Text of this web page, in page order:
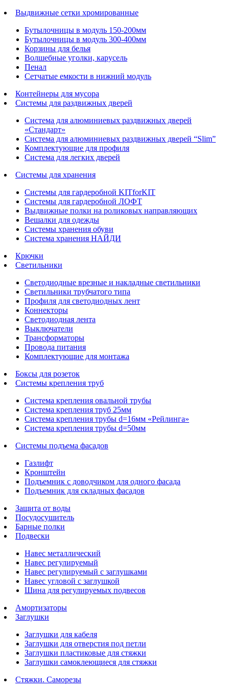
Выдвижные сетки хромированные
Бутылочницы в модуль 150-200мм
Бутылочницы в модуль 300-400мм
Корзины для белья
Волшебные уголки, карусель
Пенал
Cетчатые емкости в нижний модуль
Контейнеры для мусора
Системы для раздвижных дверей
Система для алюминиевых раздвижных дверей
«Стандарт»
Система для алюминиевых раздвижных дверей “Slim”
Комплектующие для профиля
Система для легких дверей
Системы для хранения
Системы для гардеробной KITforKIT
Системы для гардеробной ЛОФТ
Выдвижные полки на роликовых направляющих
Вешалки для одежды
Системы хранения обуви
Система хранения НАЙДИ
Крючки
Светильники
Светодиодные врезные и накладные светильники
Светильники трубчатого типа
Профиля для светодиодных лент
Коннекторы
Светодиодная лента
Выключатели
Трансформаторы
Провода питания
Комплектующие для монтажа
Боксы для розеток
Системы крепления труб
Система крепления овальной трубы
Система крепления труб 25мм
Система крепления трубы d=16мм «Рейлинга»
Система крепления трубы d=50мм
Системы подъема фасадов
Газлифт
Кронштейн
Подъемник с доводчиком для одного фасада
Подъемник для складных фасадов
Защита от воды
Посудосушитель
Барные полки
Подвески
Навес металлический
Навес регулируемый
Навес регулируемый с заглушками
Навес угловой с заглушкой
Шина для регулируемых подвесов
Амортизаторы
Заглушки
Заглушки для кабеля
Заглушки для отверстия под петли
Заглушки пластиковые для стяжки
Заглушки самоклеющиеся для стяжки
Стяжки. Саморезы